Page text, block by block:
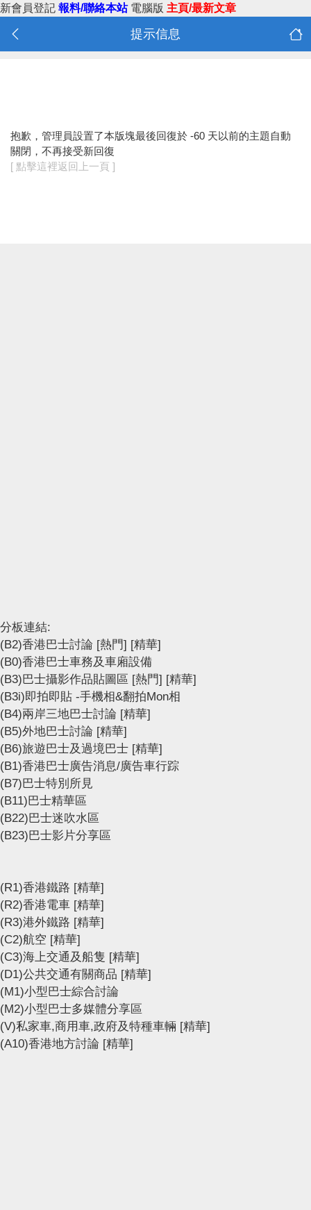
新會員登記 報料/聯絡本站 電腦版 主頁/最新文章
提示信息
抱歉，管理員設置了本版塊最後回復於 -60 天以前的主題自動
關閉，不再接受新回復
[ 點擊這裡返回上一頁 ]
分板連結:
(B2)香港巴士討論 [熱門] [精華]
(B0)香港巴士車務及車廂設備
(B3)巴士攝影作品貼圖區 [熱門] [精華]
(B3i)即拍即貼 -手機相&翻拍Mon相
(B4)兩岸三地巴士討論 [精華]
(B5)外地巴士討論 [精華]
(B6)旅遊巴士及過境巴士 [精華]
(B1)香港巴士廣告消息/廣告車行踪
(B7)巴士特別所見
(B11)巴士精華區
(B22)巴士迷吹水區
(B23)巴士影片分享區
(R1)香港鐵路 [精華]
(R2)香港電車 [精華]
(R3)港外鐵路 [精華]
(C2)航空 [精華]
(C3)海上交通及船隻 [精華]
(D1)公共交通有關商品 [精華]
(M1)小型巴士綜合討論
(M2)小型巴士多媒體分享區
(V)私家車,商用車,政府及特種車輛 [精華]
(A10)香港地方討論 [精華]